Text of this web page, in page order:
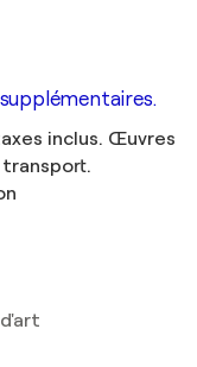
inclus. Œuvres